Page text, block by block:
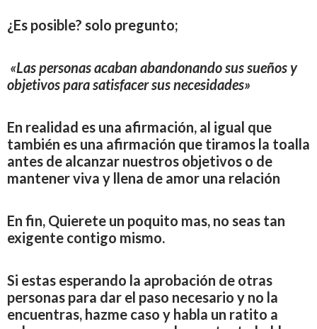
¿Es posible? solo pregunto;
«Las personas acaban abandonando sus sueños y
objetivos para satisfacer sus necesidades»
En realidad es una afirmación, al igual que
también es una afirmación que tiramos la toalla
antes de alcanzar nuestros objetivos o de
mantener viva y llena de amor una relación
En fin, Quierete un poquito mas, no seas tan
exigente contigo mismo.
Si estas esperando la aprobación de otras
personas para dar el paso necesario y no la
encuentras, hazme caso y habla un ratito a